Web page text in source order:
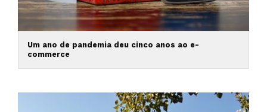
Um ano de pandemia deu cinco anos ao e-
commerce